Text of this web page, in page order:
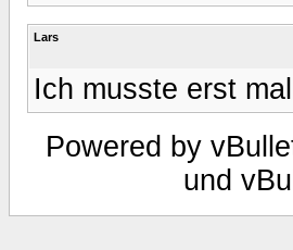
Lars
Ich musste erst
Powered by
und